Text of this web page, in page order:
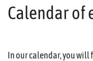
Calendar of
In our calendar, you will